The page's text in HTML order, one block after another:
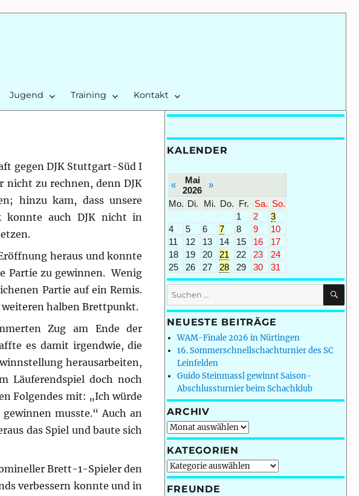
Jugend Training Kontakt
gegen DJK Stuttgart-Süd I
nicht zu rechnen, denn DJK
hinzu kam, dass unsere
konnte auch DJK nicht in
heraus und konnte
Partie zu gewinnen. Wenig
Partie auf ein Remis.
halben Brettpunkt.
Zug am Ende der
es damit irgendwie, die
herausarbeiten,
Läuferendspiel doch noch
Folgendes mit: „Ich würde
musste.“ Auch an
das Spiel und baute sich
Brett-1-Spieler den
verbessern konnte und in
KALENDER
«
Mai
2026
»
Mo. Di. Mi. Do. Fr. Sa. So.
1
2
3
4
5 6 7 8 9
10
11
12 13 14 15 16
17
18
19 20 21 22 23
24
25
26 27 28 29 30 31
Suchen
nach:
NEUESTE BEITRÄGE
WAM-Finale 2026 in Nürtingen
16. Sommerschnellschachturnier des SC
Leinfelden
Guido Steinmassl gewinnt Saison-
Abschlussturnier beim Schachklub
ARCHIV
Archiv
KATEGORIEN
Kategorien
FREUNDE